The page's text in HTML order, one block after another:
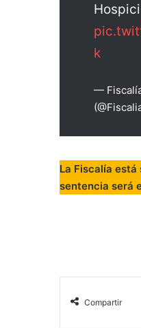
k
—
La Fiscalía
sentencia será
Compartir